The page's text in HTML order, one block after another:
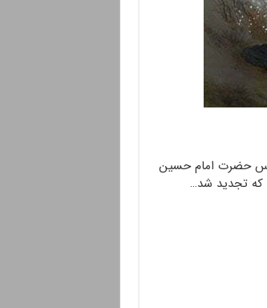
حضرت امام حسین
که تجدید شد…